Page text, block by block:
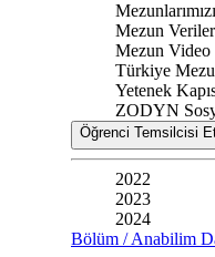
Mezun
Mezun Video
Türkiye
Yetenek
ZODYN
Öğrenci Temsilcisi
2022
2023
2024
Bölüm / Anabilim